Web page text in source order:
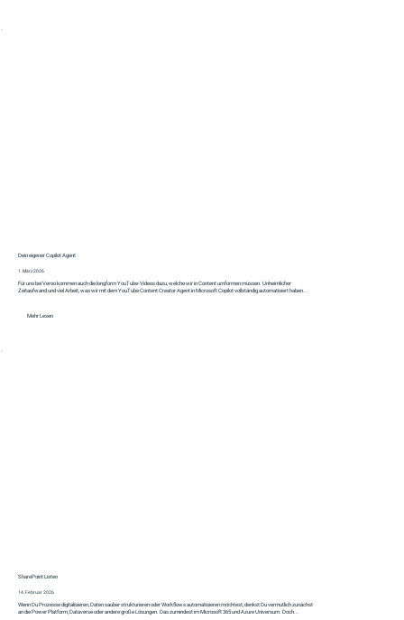
Dein eigener Copilot Agent
1. März 2026
Für uns bei Veroo kommen auch die longform YouTube-Videos dazu, welche wir in Content umformen müssen. Unheimlicher
Zeitaufwand und viel Arbeit, was wir mit dem YouTube Content Creator Agent in Microsoft Copilot vollständig automatisiert haben...
Mehr Lesen
SharePoint Listen
14. Februar 2026
Wenn Du Prozesse digitalisieren, Daten sauber strukturieren oder Workflows automatisieren möchtest, denkst Du vermutlich zunächst
an die Power Platform, Dataverse oder andere große Lösungen. Das zumindest im Microsoft 365 und Azure Universum. Doch...